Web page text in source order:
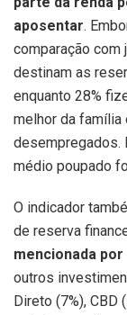
aposentar.
comparação com
destinam as
enquanto 28%
melhor da família
desempregados.
médio poupado
O indicador
de reserva
mencionada
outros
Direto (7%), CBD